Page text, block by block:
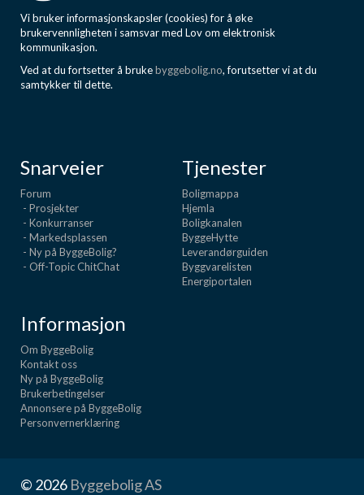
Vi bruker informasjonskapsler (cookies) for å øke
brukervennligheten i samsvar med Lov om elektronisk
kommunikasjon.
Ved at du fortsetter å brukebyggebolig.no, forutsetter vi at du
samtykker til dette.
Snarveier
Forum
- Prosjekter
- Konkurranser
- Markedsplassen
- Ny på ByggeBolig?
- Off-Topic ChitChat
Tjenester
Boligmappa
Hjemla
Boligkanalen
ByggeHytte
Leverandørguiden
Byggvarelisten
Energiportalen
Informasjon
Om ByggeBolig
Kontakt oss
Ny på ByggeBolig
Brukerbetingelser
Annonsere på ByggeBolig
Personvernerklæring
© 2026 Byggebolig AS